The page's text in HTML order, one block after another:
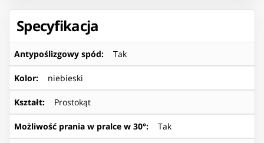
Specyfikacja
Antypoślizgowy spód: Tak
Kolor: niebieski
Kształt: Prostokąt
Możliwość prania w pralce w 30°: Tak